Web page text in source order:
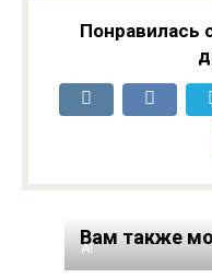
Понравилась
Вам также
AI